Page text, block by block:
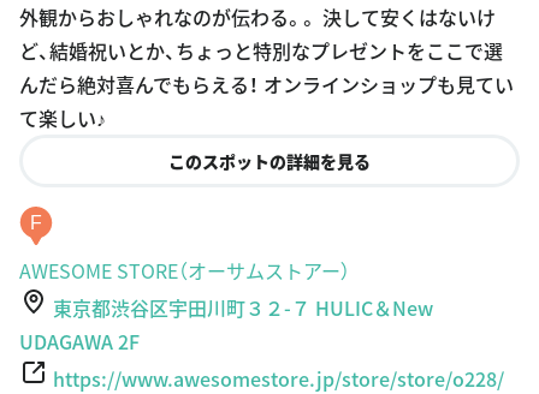
oogle Plac
es
外観からおしゃれなのが伝わる。。 決して安くはないけ
ど、結婚祝いとか、ちょっと特別なプレゼントをここで選
んだら絶対喜んでもらえる！ オンラインショップも見てい
て楽しい♪
このスポットの詳細を見る
F
AWESOME STORE（オーサムストアー）
東京都渋谷区宇田川町３２-７ HULIC＆New
UDAGAWA 2F
https://www.awesomestore.jp/store/store/o228/